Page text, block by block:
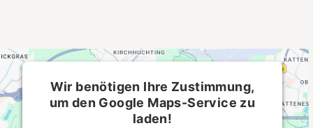
Wir benötigen Ihre Zustimmung,
um den Google Maps-Service zu
laden!